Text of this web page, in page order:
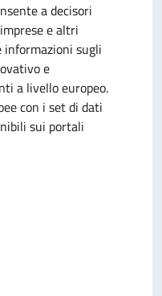
a decisori
e altri
informazioni sugli
e
a livello europeo.
con i set di dati
sui portali